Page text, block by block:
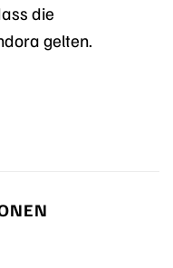
die
gelten.